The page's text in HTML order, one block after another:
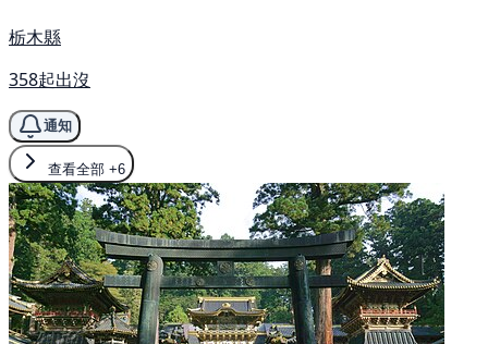
栃木縣
358起出沒
通知
查看全部 +6